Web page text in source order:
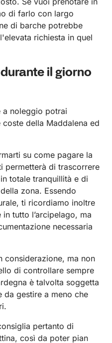
di farlo con largo
di barche potrebbe
richiesta in quel
il giorno
noleggio potrai
della Maddalena ed
su come pagare la
permetterà di trascorrere
totale tranquillità e di
zona. Essendo
ti ricordiamo inoltre
tutto l’arcipelago, ma
necessaria
considerazione, ma non
di controllare sempre
è talvolta soggetta
da gestire a meno che
pertanto di
così da poter pian